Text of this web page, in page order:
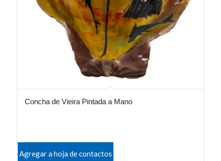
Concha de Vieira Pintada a Mano
Agregar a hoja de contactos